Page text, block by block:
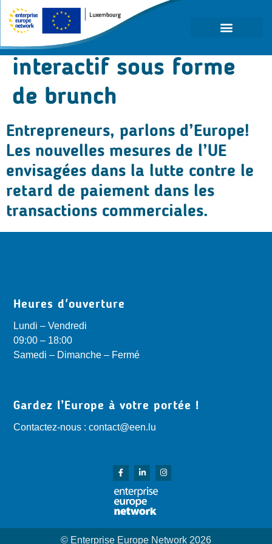
Étiquette :
Séminaire
interactif sous forme
de brunch
Entrepreneurs, parlons d’Europe!
Les nouvelles mesures de l’UE
envisagées dans la lutte contre le
retard de paiement dans les
transactions commerciales.
Heures d'ouverture
Lundi – Vendredi
09:00 – 18:00
Samedi – Dimanche – Fermé
Gardez l’Europe à votre portée !
Contactez-nous : contact@een.lu
© Enterprise Europe Network 2026